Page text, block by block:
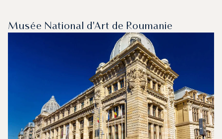
Musée National d'Art de Roumanie